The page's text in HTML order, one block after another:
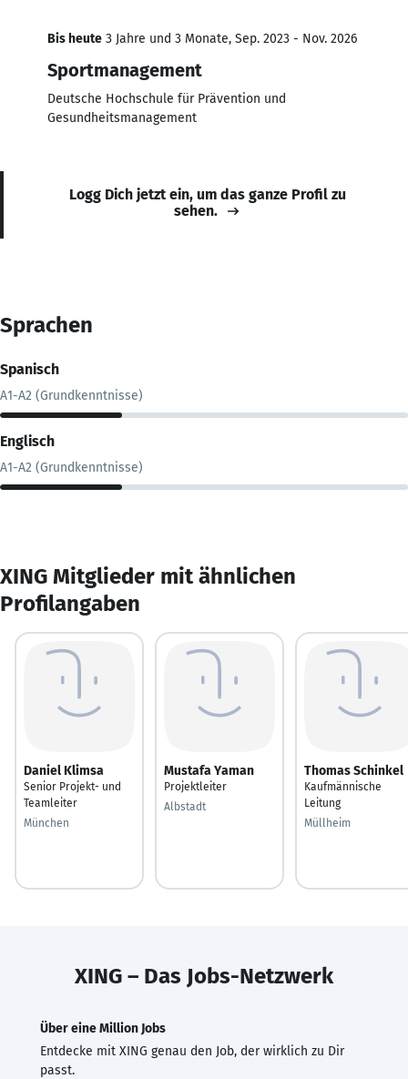
Bis heute 3 Jahre und 3 Monate, Sep. 2023 - Nov. 2026
Sportmanagement
Deutsche Hochschule für Prävention und
Gesundheitsmanagement
Logg Dich jetzt ein, um das ganze Profil zu
sehen.
Sprachen
Spanisch
A1-A2 (Grundkenntnisse)
Englisch
A1-A2 (Grundkenntnisse)
XING Mitglieder mit ähnlichen
Profilangaben
Daniel Klimsa
Senior Projekt- und
Teamleiter
München
Mustafa Yaman
Projektleiter
Albstadt
Thomas Schinkel
Kaufmännische
Leitung
Müllheim
XING – Das Jobs-Netzwerk
Über eine Million Jobs
Entdecke mit XING genau den Job, der wirklich zu Dir
passt.